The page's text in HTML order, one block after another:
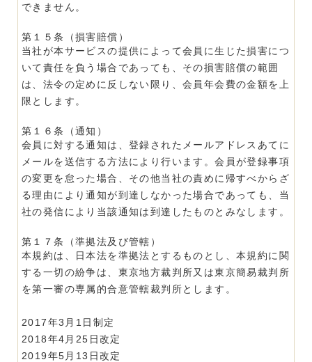
できません。
第１５条（損害賠償）
当社が本サービスの提供によって会員に生じた損害につ
いて責任を負う場合であっても、その損害賠償の範囲
は、法令の定めに反しない限り、会員年会費の金額を上
限とします。
第１６条（通知）
会員に対する通知は、登録されたメールアドレスあてに
メールを送信する方法により行います。会員が登録事項
の変更を怠った場合、その他当社の責めに帰すべからざ
る理由により通知が到達しなかった場合であっても、当
社の発信により当該通知は到達したものとみなします。
第１７条（準拠法及び管轄）
本規約は、日本法を準拠法とするものとし、本規約に関
する一切の紛争は、東京地方裁判所又は東京簡易裁判所
を第一審の専属的合意管轄裁判所とします。
2017年3月1日制定
2018年4月25日改定
2019年5月13日改定